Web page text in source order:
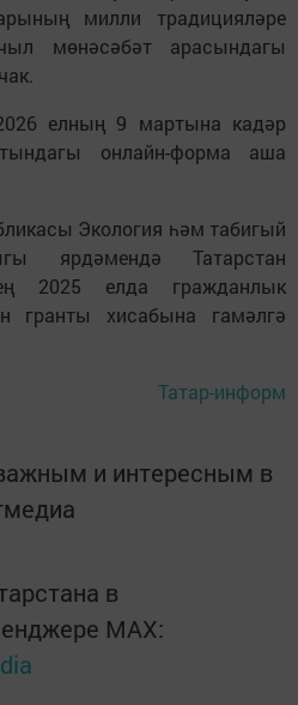
милли традицияләре
мөнәсәбәт арасындагы
елның 9 мартына кадәр
онлайн-форма аша
Экология һәм табигый
ярдәмендә Татарстан
2025 елда гражданлык
гранты хисабына гамәлгә
Татар-информ
и интересным в
в
MАХ: